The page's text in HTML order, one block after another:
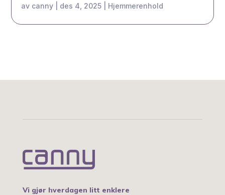
av canny des 4, 2025 Hjemmerenhold
Vi gjør hverdagen litt enklere